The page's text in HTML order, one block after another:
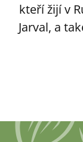
kteří žijí v
Jarval, a